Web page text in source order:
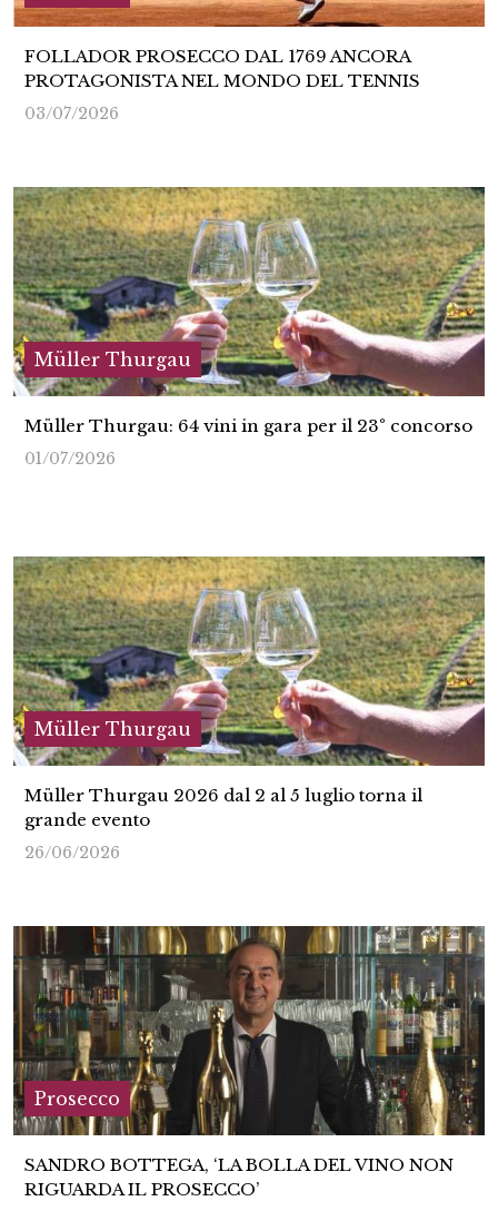
FOLLADOR PROSECCO DAL 1769 ANCORA
PROTAGONISTA NEL MONDO DEL TENNIS
03/07/2026
Müller Thurgau
Müller Thurgau: 64 vini in gara per il 23° concorso
01/07/2026
Müller Thurgau
Müller Thurgau 2026 dal 2 al 5 luglio torna il
grande evento
26/06/2026
Prosecco
SANDRO BOTTEGA, ‘LA BOLLA DEL VINO NON
RIGUARDA IL PROSECCO’